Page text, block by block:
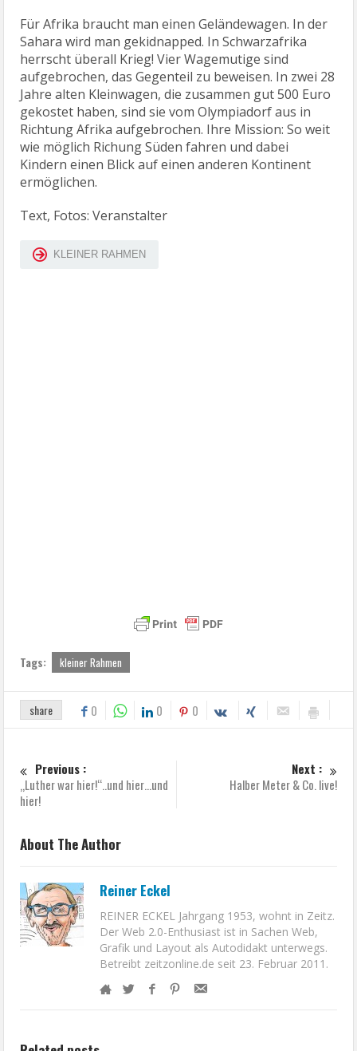
Für Afrika braucht man einen Geländewagen. In der
Sahara wird man gekidnapped. In Schwarzafrika
herrscht überall Krieg! Vier Wagemutige sind
aufgebrochen, das Gegenteil zu beweisen. In zwei 28
Jahre alten Kleinwagen, die zusammen gut 500 Euro
gekostet haben, sind sie vom Olympiadorf aus in
Richtung Afrika aufgebrochen. Ihre Mission: So weit
wie möglich Richung Süden fahren und dabei
Kindern einen Blick auf einen anderen Kontinent
ermöglichen.
Text, Fotos: Veranstalter
KLEINER RAHMEN
Tags: kleiner Rahmen
share 0 0 0
Previous :
„Luther war hier!“..und hier…und
hier!
Next :
Halber Meter & Co. live!
About The Author
Reiner Eckel
REINER ECKEL Jahrgang 1953, wohnt in Zeitz.
Der Web 2.0-Enthusiast ist in Sachen Web,
Grafik und Layout als Autodidakt unterwegs.
Betreibt zeitzonline.de seit 23. Februar 2011.